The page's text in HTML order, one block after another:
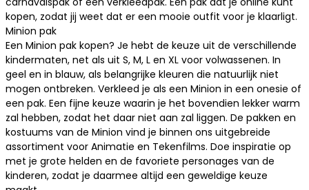
kopen, zodat jij weet dat er een mooie outfit voor je klaarligt.
Minion pak
Een Minion pak kopen? Je hebt de keuze uit de verschillende
kindermaten, net als uit S, M, L en XL voor volwassenen. In
geel en in blauw, als belangrijke kleuren die natuurlijk niet
mogen ontbreken. Verkleed je als een Minion in een onesie of
een pak. Een fijne keuze waarin je het bovendien lekker warm
zal hebben, zodat het daar niet aan zal liggen. De pakken en
kostuums van de Minion vind je binnen ons uitgebreide
assortiment voor Animatie en Tekenfilms. Doe inspiratie op
met je grote helden en de favoriete personages van de
kinderen, zodat je daarmee altijd een geweldige keuze